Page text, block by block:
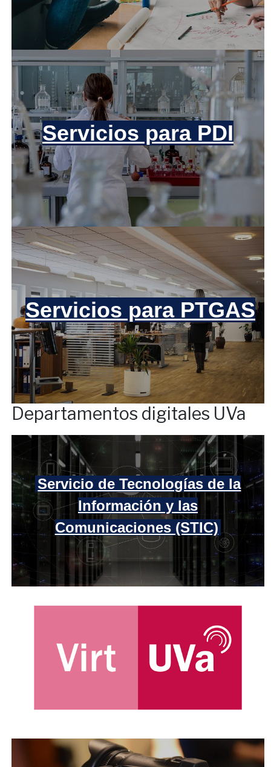
Servicios para PDI
Servicios para PTGAS
Departamentos digitales UVa
Servicio de Tecnologías de la
Información y las
Comunicaciones (STIC)